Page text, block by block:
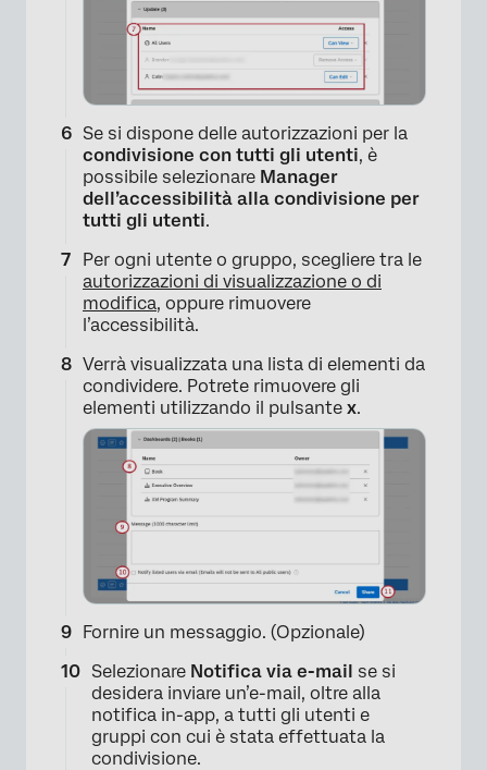
Se si dispone delle autorizzazioni per la
condivisione con tutti gli utenti, è
possibile selezionare Manager
dell’accessibilità alla condivisione per
tutti gli utenti.
Per ogni utente o gruppo, scegliere tra le
autorizzazioni di visualizzazione o di
modifica, oppure rimuovere
l’accessibilità.
Verrà visualizzata una lista di elementi da
condividere. Potrete rimuovere gli
elementi utilizzando il pulsante x.
Fornire un messaggio. (Opzionale)
Selezionare Notifica via e-mail se si
desidera inviare un’e-mail, oltre alla
notifica in-app, a tutti gli utenti e
gruppi con cui è stata effettuata la
condivisione.